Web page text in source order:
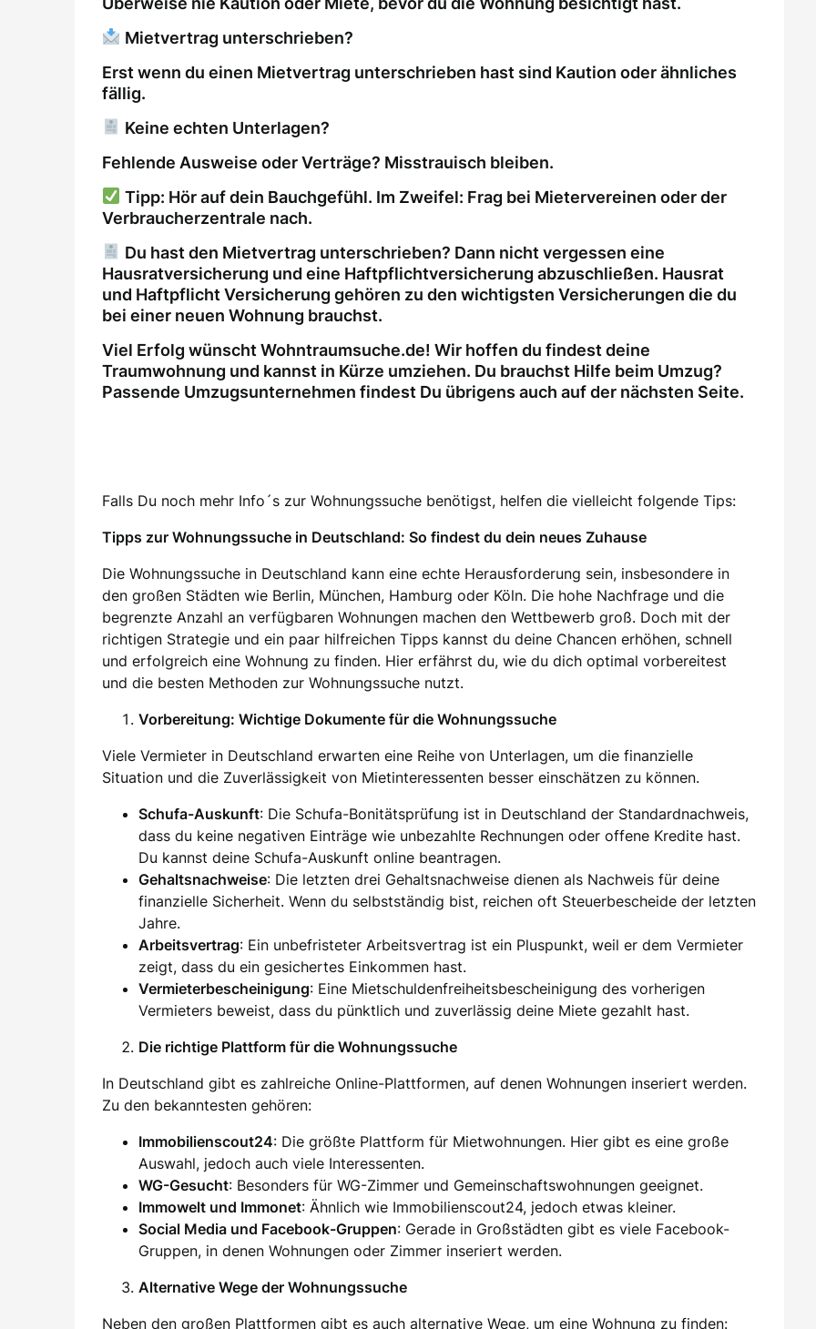
Mietvertrag unterschrieben?
Erst wenn du einen Mietvertrag unterschrieben hast sind Kaution oder ähnliches
fällig.
Keine echten Unterlagen?
Fehlende Ausweise oder Verträge? Misstrauisch bleiben.
Tipp: Hör auf dein Bauchgefühl. Im Zweifel: Frag bei Mietervereinen oder der
Verbraucherzentrale nach.
Du hast den Mietvertrag unterschrieben? Dann nicht vergessen eine
Hausratversicherung und eine Haftpflichtversicherung abzuschließen. Hausrat
und Haftpflicht Versicherung gehören zu den wichtigsten Versicherungen die du
bei einer neuen Wohnung brauchst.
Viel Erfolg wünscht Wohntraumsuche.de! Wir hoffen du findest deine
Traumwohnung und kannst in Kürze umziehen. Du brauchst Hilfe beim Umzug?
Passende Umzugsunternehmen findest Du übrigens auch auf der nächsten Seite.
Falls Du noch mehr Info´s zur Wohnungssuche benötigst, helfen die vielleicht folgende Tips:
Tipps zur Wohnungssuche in Deutschland: So findest du dein neues Zuhause
Die Wohnungssuche in Deutschland kann eine echte Herausforderung sein, insbesondere in
den großen Städten wie Berlin, München, Hamburg oder Köln. Die hohe Nachfrage und die
begrenzte Anzahl an verfügbaren Wohnungen machen den Wettbewerb groß. Doch mit der
richtigen Strategie und ein paar hilfreichen Tipps kannst du deine Chancen erhöhen, schnell
und erfolgreich eine Wohnung zu finden. Hier erfährst du, wie du dich optimal vorbereitest
und die besten Methoden zur Wohnungssuche nutzt.
Vorbereitung: Wichtige Dokumente für die Wohnungssuche
Viele Vermieter in Deutschland erwarten eine Reihe von Unterlagen, um die finanzielle
Situation und die Zuverlässigkeit von Mietinteressenten besser einschätzen zu können.
Schufa-Auskunft: Die Schufa-Bonitätsprüfung ist in Deutschland der Standardnachweis,
dass du keine negativen Einträge wie unbezahlte Rechnungen oder offene Kredite hast.
Du kannst deine Schufa-Auskunft online beantragen.
Gehaltsnachweise: Die letzten drei Gehaltsnachweise dienen als Nachweis für deine
finanzielle Sicherheit. Wenn du selbstständig bist, reichen oft Steuerbescheide der letzten
Jahre.
Arbeitsvertrag: Ein unbefristeter Arbeitsvertrag ist ein Pluspunkt, weil er dem Vermieter
zeigt, dass du ein gesichertes Einkommen hast.
Vermieterbescheinigung: Eine Mietschuldenfreiheitsbescheinigung des vorherigen
Vermieters beweist, dass du pünktlich und zuverlässig deine Miete gezahlt hast.
Die richtige Plattform für die Wohnungssuche
In Deutschland gibt es zahlreiche Online-Plattformen, auf denen Wohnungen inseriert werden.
Zu den bekanntesten gehören:
Immobilienscout24: Die größte Plattform für Mietwohnungen. Hier gibt es eine große
Auswahl, jedoch auch viele Interessenten.
WG-Gesucht: Besonders für WG-Zimmer und Gemeinschaftswohnungen geeignet.
Immowelt und Immonet: Ähnlich wie Immobilienscout24, jedoch etwas kleiner.
Social Media und Facebook-Gruppen: Gerade in Großstädten gibt es viele Facebook-
Gruppen, in denen Wohnungen oder Zimmer inseriert werden.
Alternative Wege der Wohnungssuche
Neben den großen Plattformen gibt es auch alternative Wege, um eine Wohnung zu finden: